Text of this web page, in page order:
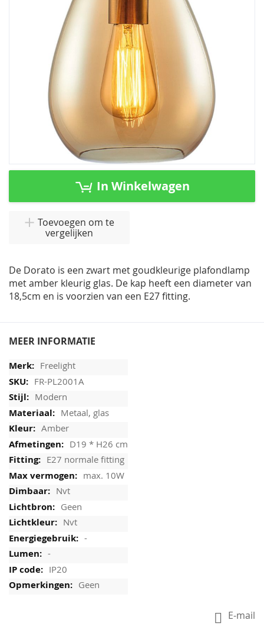
Ga
In Winkelwagen
Toevoegen om te
vergelijken
De Dorato is een zwart met goudkleurige plafondlamp
met amber kleurig glas. De kap heeft een diameter van
18,5cm en is voorzien van een E27 fitting.
MEER INFORMATIE
Freelight
FR-PL2001A
Modern
Metaal, glas
Amber
D19 * H26 cm
E27 normale fitting
max. 10W
Nvt
Geen
Nvt
-
-
IP20
Geen
E-mail